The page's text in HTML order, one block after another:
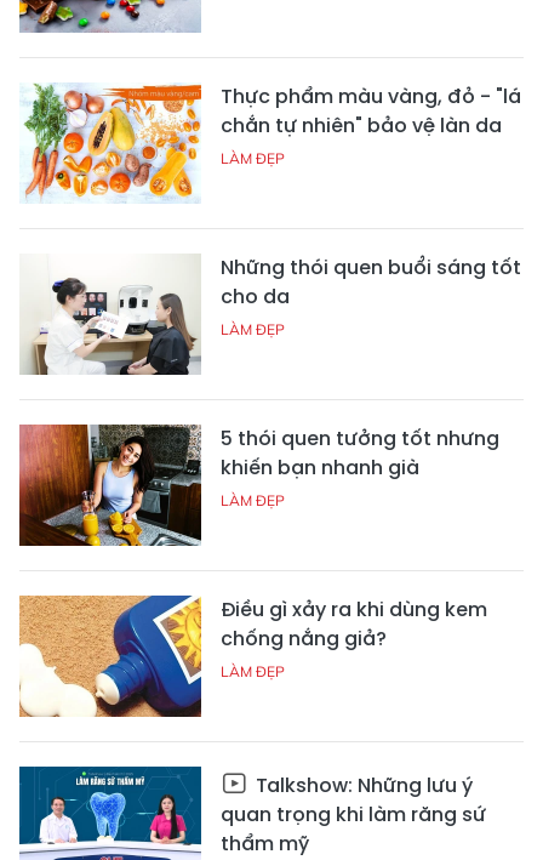
Thực phẩm màu vàng, đỏ - "lá
chắn tự nhiên" bảo vệ làn da
LÀM ĐẸP
Những thói quen buổi sáng tốt
cho da
LÀM ĐẸP
5 thói quen tưởng tốt nhưng
khiến bạn nhanh già
LÀM ĐẸP
Điều gì xảy ra khi dùng kem
chống nắng giả?
LÀM ĐẸP
Talkshow: Những lưu ý
quan trọng khi làm răng sứ
thẩm mỹ